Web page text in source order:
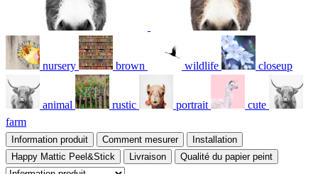
nursery brown wildlife closeup
animal rustic portrait
cute
farm
Information produit Comment mesurer
Installation
Happy Mattic Peel&Stick
Livraison Qualité du papier peint